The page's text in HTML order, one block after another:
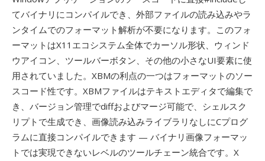
てバイナリにコンパイルでき、外部ファイルの読み込みやラ
ンタイムでのフォーマット解析が不要になります。このフォ
ーマットはX11エコシステム全体でカーソル形状、ウィンド
ウアイコン、ツールバーボタン、その他の小さなUI要素に使
用されていました。XBMの利点の一つはフォーマットのソー
スコード性です。XBMファイルはテキストエディタで編集で
き、バージョン管理でdiffおよびマージ可能で、シェルスク
リプトで生成でき、画像読み込みライブラリなしにCプログ
ラムに直接コンパイルできます — バイナリ画像フォーマッ
トでは実現できないレベルのツールチェーン統合です。X